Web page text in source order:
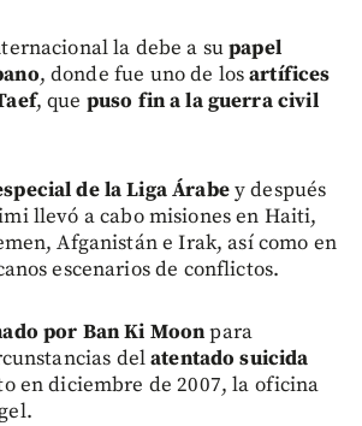
la debe a supapel
, donde fue uno de losartífices
, que puso fin a la guerra civil
de la Liga Árabey después
llevó a cabo misiones en Haiti,
Afganistán e Irak, así como en
escenarios de conflictos.
por Ban Ki Moonpara
delatentado suicida
en diciembre de 2007, la oficina